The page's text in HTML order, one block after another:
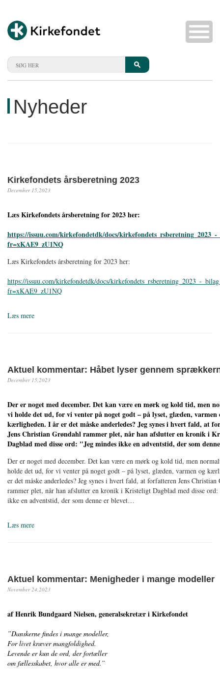
Nyheder
Kirkefondets årsberetning 2023
December 15,2023
Læs Kirkefondets årsberetning for 2023 her:
https://issuu.com/kirkefondetdk/docs/kirkefondets_rsberetning_2023_-
fr=xKAE9_zU1NQ
Læs Kirkefondets årsberetning for 2023 her:
https://issuu.com/kirkefondetdk/docs/kirkefondets_rsberetning_2023_-
fr=xKAE9_zU1NQ
Læs mere
Aktuel kommentar: Håbet lyser gennem
December 15,2023
Der er noget med december. Det kan være en mørk og kold tid, men
vi holde det ud, for vi venter på noget godt – på lyset, glæden, varmen
kærligheden. I år er det måske anderledes? Jeg synes i hvert fald, at
Jens Christian Grøndahl rammer plet, når han afslutter en kronik i
Dagblad med disse ord: "Jeg mindes ikke en adventstid, der som
Der er noget med december. Det kan være en mørk og kold tid, men
holde det ud, for vi venter på noget godt – på lyset, glæden, varmen og
er det måske anderledes? Jeg synes i hvert fald, at forfatteren Jens Christian
rammer plet, når han afslutter en kronik i Kristeligt Dagblad med disse ord:
ikke en adventstid, der som denne er blevet…
Læs mere
Aktuel kommentar: Menigheder i mange modeller
November 24,2023
af Henrik Bundgaard Nielsen, generalsekretær i Kirkefondet
”Danskerne findes i mange modeller,
For livet kræver mangfoldighed.
Levende er kun de ord, der fortæller
om fællesskabet, hvor alle er med.”